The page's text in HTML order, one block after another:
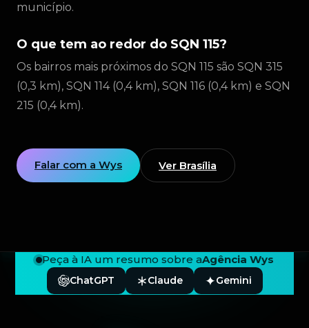
município.
O que tem ao redor do SQN 115?
Os bairros mais próximos do SQN 115 são SQN 315
(0,3 km), SQN 114 (0,4 km), SQN 116 (0,4 km) e SQN
215 (0,4 km).
Falar com a Wys Ver Brasília
Peça à IA um resumo sobre aAgência Wys
ChatGPT Claude Gemini